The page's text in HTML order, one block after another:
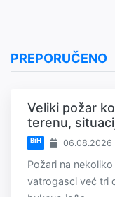
PREPORUČENO
Veliki požar
terenu,
BiH 06.08.2026
Požari na
vatrogasci već tri